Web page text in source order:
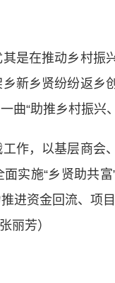
在推动乡村振
新乡贤纷纷返乡
“助推乡村振兴
，以基层商会
实施“乡贤助共
进资金回流、项
丽芳）